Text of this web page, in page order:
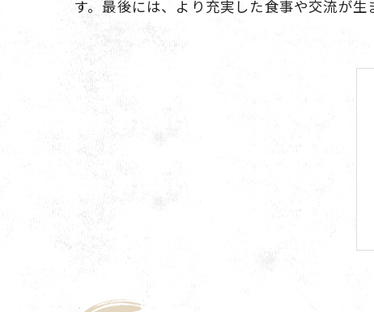
す。最後には、より充実した食事や交流が